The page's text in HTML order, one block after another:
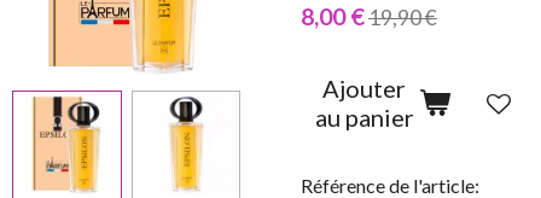
8,00 €19,90 €
Ajouter
au panier
Référence de l'article: